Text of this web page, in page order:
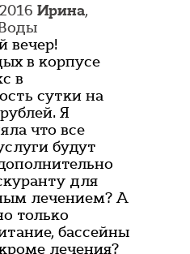
Ирина,
вечер!
в корпусе
в
сутки на
Я
что все
будут
для
лечением? А
только
бассейны
лечения?